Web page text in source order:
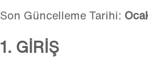
Son Güncelleme Tarihi:
1. GİRİŞ